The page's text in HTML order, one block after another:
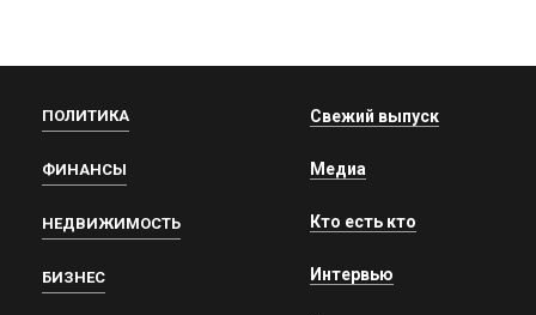
ПОЛИТИКА
ФИНАНСЫ
НЕДВИЖИМОСТЬ
БИЗНЕС
Свежий выпуск
Медиа
Кто есть кто
Интервью